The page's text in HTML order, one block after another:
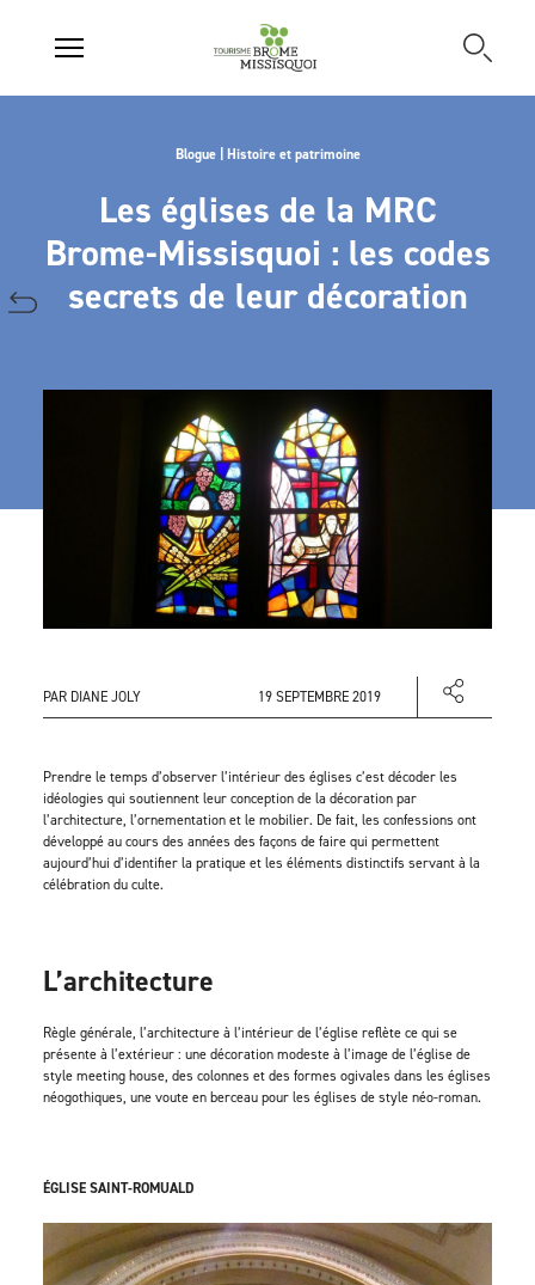
Blogue | Histoire et patrimoine
Les églises de la MRC
Brome-Missisquoi : les codes
secrets de leur décoration
PAR DIANE JOLY 19 SEPTEMBRE 2019
Prendre le temps d’observer l’intérieur des églises c’est décoder les
idéologies qui soutiennent leur conception de la décoration par
l’architecture, l’ornementation et le mobilier. De fait, les confessions ont
développé au cours des années des façons de faire qui permettent
aujourd’hui d’identifier la pratique et les éléments distinctifs servant à la
célébration du culte.
L’architecture
Règle générale, l’architecture à l’intérieur de l’église reflète ce qui se
présente à l’extérieur : une décoration modeste à l’image de l’église de
style meeting house, des colonnes et des formes ogivales dans les églises
néogothiques, une voute en berceau pour les églises de style néo-roman.
ÉGLISE SAINT-ROMUALD